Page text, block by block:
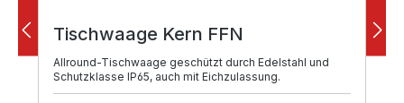
Tischwaage Kern FFN
Allround-Tischwaage geschützt durch Edelstahl und
Schutzklasse IP65, auch mit Eichzulassung.